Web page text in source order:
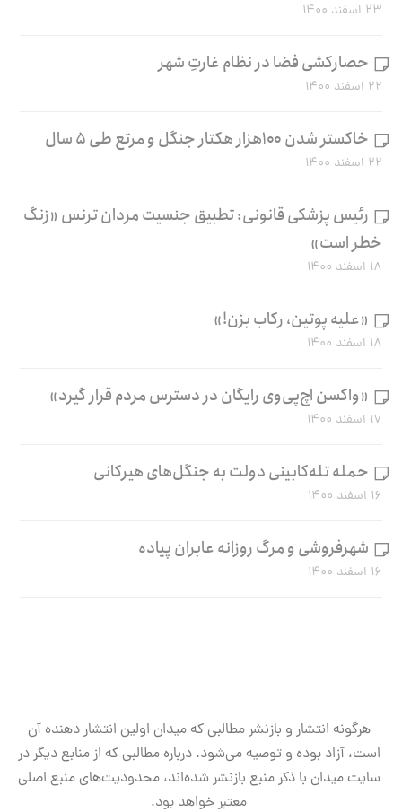
۲۳ اسفند ۱۴۰۰
حصارکشی فضا در نظام غارتِ شهر
۲۲ اسفند ۱۴۰۰
خاکستر شدن ۱۰۰هزار هکتار جنگل و مرتع طی ۵ سال
۲۲ اسفند ۱۴۰۰
رئیس پزشکی قانونی: تطبیق جنسیت مردان ترنس «زنگ
خطر است»
۱۸ اسفند ۱۴۰۰
«علیه پوتین، رکاب بزن!»
۱۸ اسفند ۱۴۰۰
«واکسن اچ‌پی‌وی رایگان در دسترس مردم قرار گیرد»
۱۷ اسفند ۱۴۰۰
حمله تله‌کابینی دولت به جنگل‌های هیرکانی
۱۶ اسفند ۱۴۰۰
شهرفروشی و مرگ روزانه عابران پیاده
۱۶ اسفند ۱۴۰۰
هرگونه انتشار و بازنشر مطالبی که میدان اولین انتشار دهنده آن
است، آزاد بوده و توصیه می‌شود. درباره مطالبی که از منابع دیگر در
سایت میدان با ذکر منبع بازنشر شده‌اند، محدودیت‌های منبع اصلی
معتبر خواهد بود.